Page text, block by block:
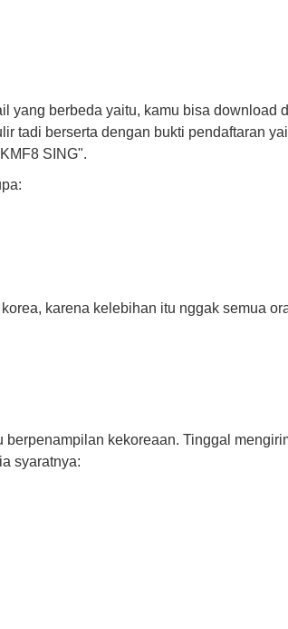
yang berbeda yaitu, kamu bisa download
tadi berserta dengan bukti pendaftaran
SING".
karena kelebihan itu nggak semua
kekoreaan. Tinggal
syaratnya: